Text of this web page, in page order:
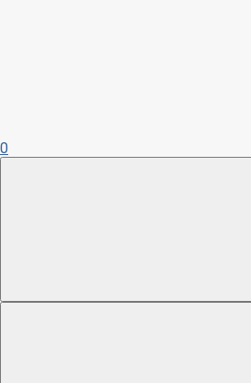
0